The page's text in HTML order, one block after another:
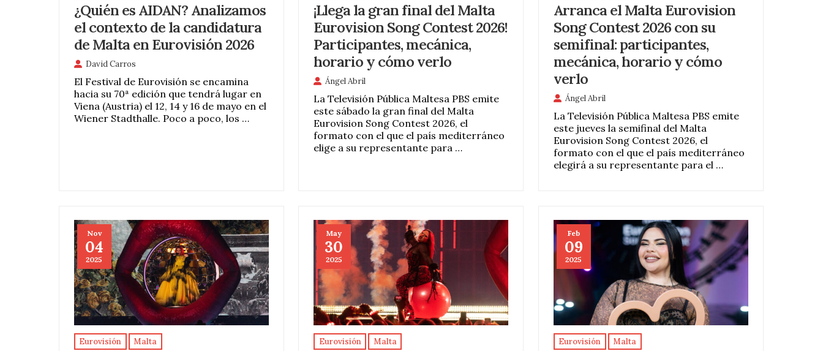
¿Quién es AIDAN? Analizamos
el contexto de la candidatura
de Malta en Eurovisión 2026
David Carros
El Festival de Eurovisión se encamina
hacia su 70ª edición que tendrá lugar en
Viena (Austria) el 12, 14 y 16 de mayo en el
Wiener Stadthalle. Poco a poco, los …
¡Llega la gran final del Malta
Eurovision Song Contest 2026!
Participantes, mecánica,
horario y cómo verlo
Ángel Abril
La Televisión Pública Maltesa PBS emite
este sábado la gran final del Malta
Eurovision Song Contest 2026, el
formato con el que el país mediterráneo
elige a su representante para …
Arranca el Malta Eurovision
Song Contest 2026 con su
semifinal: participantes,
mecánica, horario y cómo
verlo
Ángel Abril
La Televisión Pública Maltesa PBS emite
este jueves la semifinal del Malta
Eurovision Song Contest 2026, el
formato con el que el país mediterráneo
elegirá a su representante para el …
Nov
04
2025
Eurovisión Malta
May
30
2025
Eurovisión Malta
Feb
09
2025
Eurovisión Malta